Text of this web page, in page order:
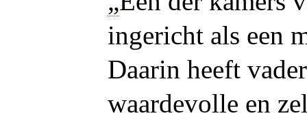
ingericht als een
Daarin heeft
waardevolle en